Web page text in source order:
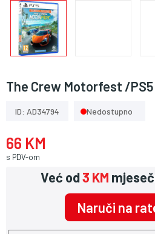
The Crew Motorfest /PS5
ID: AD34794 Nedostupno
66 KM
s PDV-om
Već od3 KM
Naruči na